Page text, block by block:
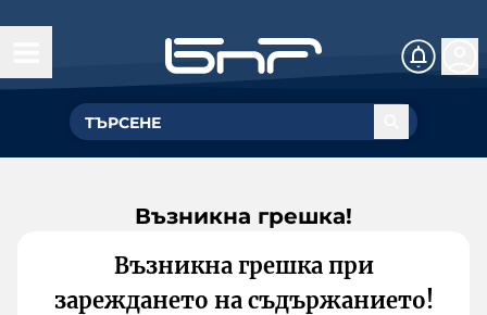
Възникна грешка!
Възникна грешка при
зареждането на съдържанието!